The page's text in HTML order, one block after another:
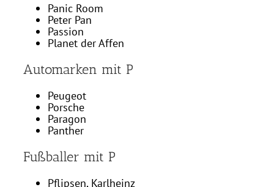
Panic Room
Peter Pan
Passion
Planet der Affen
Automarken mit P
Peugeot
Porsche
Paragon
Panther
Fußballer mit P
Pflipsen, Karlheinz